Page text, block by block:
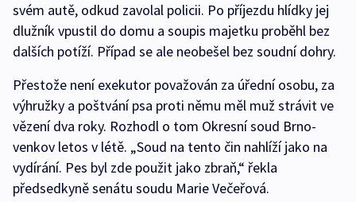
svém autě, odkud zavolal policii. Po příjezdu hlídky jej
dlužník vpustil do domu a soupis majetku proběhl bez
dalších potíží. Případ se ale neobešel bez soudní dohry.
Přestože není exekutor považován za úřední osobu, za
výhružky a poštvání psa proti němu měl muž strávit ve
vězení dva roky. Rozhodl o tom Okresní soud Brno-
venkov letos v létě. „Soud na tento čin nahlíží jako na
vydírání. Pes byl zde použit jako zbraň,“ řekla
předsedkyně senátu soudu Marie Večeřová.